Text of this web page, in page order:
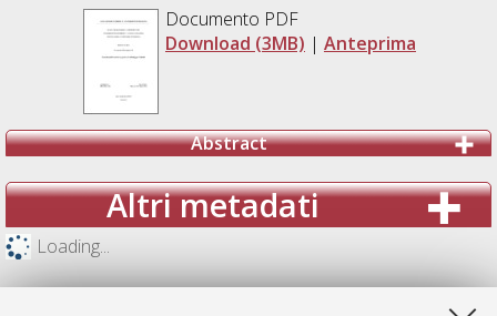
Documento PDF
Download (3MB) | Anteprima
Abstract
Altri metadati
Loading...